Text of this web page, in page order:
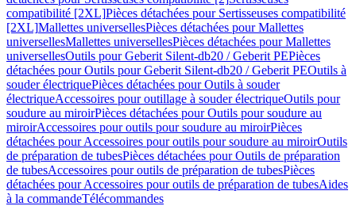
compatibilité [2XL]Pièces détachées pour Sertisseuses compatibilité
[2XL]Mallettes universellesPièces détachées pour Mallettes
universellesMallettes universellesPièces détachées pour Mallettes
universellesOutils pour Geberit Silent-db20 / Geberit PEPièces
détachées pour Outils pour Geberit Silent-db20 / Geberit PEOutils à
souder électriquePièces détachées pour Outils à souder
électriqueAccessoires pour outillage à souder électriqueOutils pour
soudure au miroirPièces détachées pour Outils pour soudure au
miroirAccessoires pour outils pour soudure au miroirPièces
détachées pour Accessoires pour outils pour soudure au miroirOutils
de préparation de tubesPièces détachées pour Outils de préparation
de tubesAccessoires pour outils de préparation de tubesPièces
détachées pour Accessoires pour outils de préparation de tubesAides
à la commandeTélécommandes